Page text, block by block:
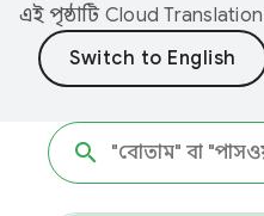
এই পৃষ্ঠাটি Cloud